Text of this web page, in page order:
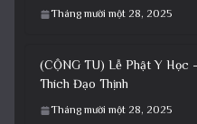
Tháng mười một 28, 2025
(CỘNG TU) Lễ Phật Y Học
Thích Đạo Thịnh
Tháng mười một 28, 2025